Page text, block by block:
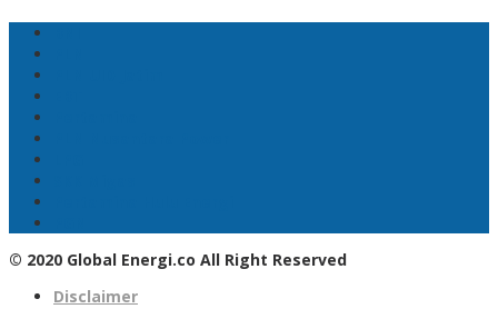
© 2020 Global Energi.co All Right Reserved
Disclaimer